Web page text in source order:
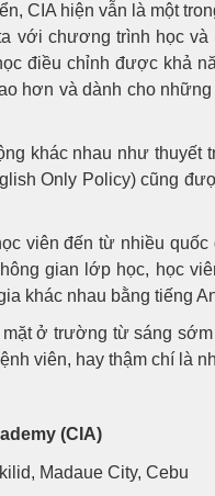
CIA hiện vẫn là một
với chương trình học
điều chỉnh được khả
hơn và dành cho
khác nhau như
Only Policy) cũng
viên đến từ nhiều
gian lớp học, học
khác nhau bằng tiếng
ở trường từ sáng
viên, hay thậm chí là
(CIA)
Madaue City, Cebu